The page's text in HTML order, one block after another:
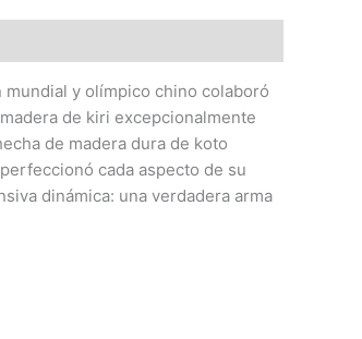
y olímpico chino colaboró
de kiri excepcionalmente
de madera dura de koto
cada aspecto de su
dinámica: una verdadera arma